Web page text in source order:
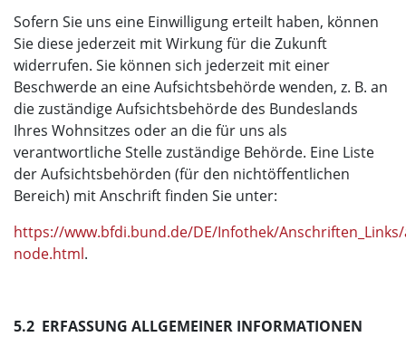
Sofern Sie uns eine Einwilligung erteilt haben, können
Sie diese jederzeit mit Wirkung für die Zukunft
widerrufen. Sie können sich jederzeit mit einer
Beschwerde an eine Aufsichtsbehörde wenden, z. B. an
die zuständige Aufsichtsbehörde des Bundeslands
Ihres Wohnsitzes oder an die für uns als
verantwortliche Stelle zuständige Behörde. Eine Liste
der Aufsichtsbehörden (für den nichtöffentlichen
Bereich) mit Anschrift finden Sie unter:
https://www.bfdi.bund.de/DE/Infothek/
node.html.
5.2 ERFASSUNG ALLGEMEINER INFORMATIONEN